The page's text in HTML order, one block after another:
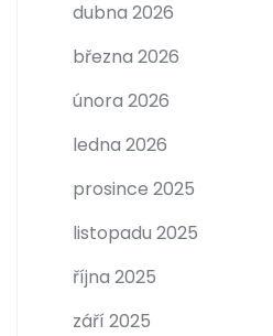
dubna 2026
března 2026
února 2026
ledna 2026
prosince 2025
listopadu 2025
října 2025
září 2025